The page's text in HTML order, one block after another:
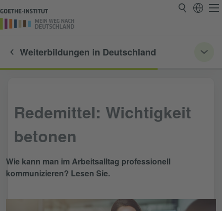
Weiterbildungen in Deutschland
Redemittel: Wichtigkeit
betonen
Wie kann man im Arbeitsalltag professionell
kommunizieren? Lesen Sie.